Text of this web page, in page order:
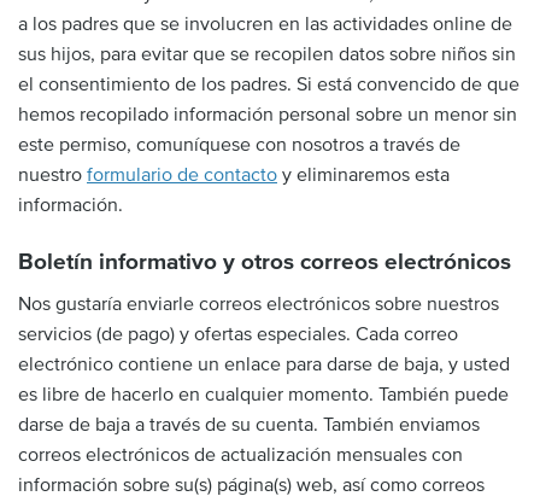
a los padres que se involucren en las actividades online de
sus hijos, para evitar que se recopilen datos sobre niños sin
el consentimiento de los padres. Si está convencido de que
hemos recopilado información personal sobre un menor sin
este permiso, comuníquese con nosotros a través de
nuestro formulario de contacto y eliminaremos esta
información.
Boletín informativo y otros correos electrónicos
Nos gustaría enviarle correos electrónicos sobre nuestros
servicios (de pago) y ofertas especiales. Cada correo
electrónico contiene un enlace para darse de baja, y usted
es libre de hacerlo en cualquier momento. También puede
darse de baja a través de su cuenta. También enviamos
correos electrónicos de actualización mensuales con
información sobre su(s) página(s) web, así como correos